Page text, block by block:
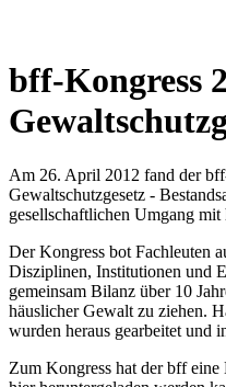
bff-Kongress
Am 26. April 2012 fand der
Gewaltschutzgesetz -
gesellschaftlichen Umgang
Der Kongress bot Fachleuten
Disziplinen, Institutionen und
gemeinsam Bilanz über 10
häuslicher Gewalt zu ziehen.
wurden heraus gearbeitet und
Zum Kongress hat der bff eine